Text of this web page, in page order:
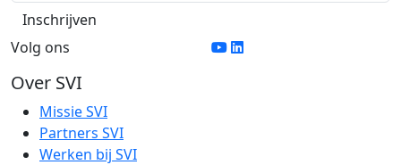
Volg ons
Over SVI
Missie SVI
Partners SVI
Werken bij SVI